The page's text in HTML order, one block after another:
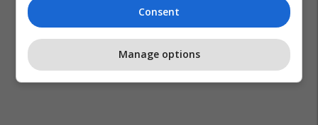
Consent
Manage options